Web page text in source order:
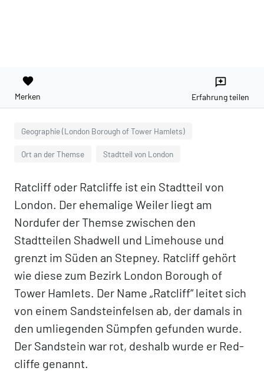
favorite
Merken
reviews
Erfahrung teilen
Geographie (London Borough of Tower Hamlets)
Ort an der Themse Stadtteil von London
Ratcliff oder Ratcliffe ist ein Stadtteil von
London. Der ehemalige Weiler liegt am
Nordufer der Themse zwischen den
Stadtteilen Shadwell und Limehouse und
grenzt im Süden an Stepney. Ratcliff gehört
wie diese zum Bezirk London Borough of
Tower Hamlets. Der Name „Ratcliff“ leitet sich
von einem Sandsteinfelsen ab, der damals in
den umliegenden Sümpfen gefunden wurde.
Der Sandstein war rot, deshalb wurde er Red-
cliffe genannt.